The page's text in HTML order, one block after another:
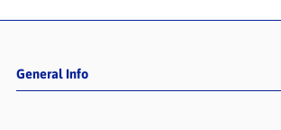
General Info